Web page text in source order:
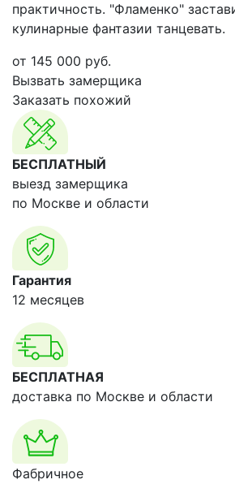
практичность. "Фламенко"
кулинарные фантазии танцевать.
от 145 000 руб.
Вызвать замерщика
Заказать похожий
БЕСПЛАТНЫЙ
выезд замерщика
по Москве и области
Гарантия
12 месяцев
БЕСПЛАТНАЯ
доставка по Москве и области
Фабричное